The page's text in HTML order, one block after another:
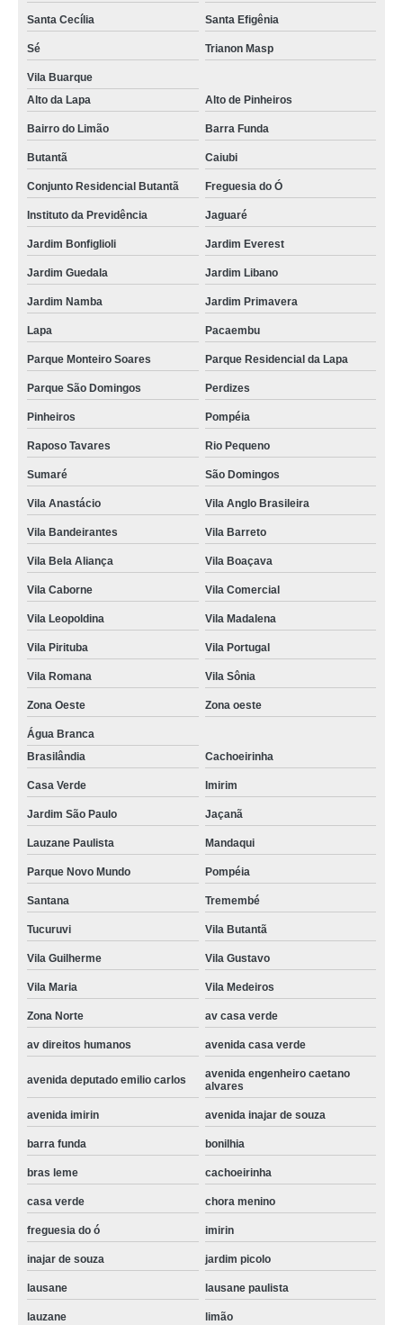
valor de conserto de geladeira expositora vertical Vila Madalena
qual o preço de conserto em geladeira expositora Higienópolis
conserto de geladeira expositora vertical preços Conjunto Residencial
Butantã
conserto e manutenção de geladeira expositora Raposo Tavares
conserto para geladeira expositora de bar Casa Verde
conserto de geladeira expositora de bebidas preços Cachoeirinha
qual o preço de conserto e manutenção de geladeira expositora Centro
assistencia tecnica e conserto geladeira expositora Bela Vista
qual o preço de conserto e manutenção de geladeira expositora
Higienópolis
telefone de assistencia tecnica e conserto geladeira expositora Barra Funda
conserto e assistencia de geladeira expositora Higienópolis
qual o preço de conserto geladeira expositora vila nova cachoeirinha
conserto em geladeira expositora preços Raposo Tavares
conserto de geladeira expositora de bebidas preços chora menino
assistencia tecnica e conserto geladeira expositora Jardim Bonfiglioli
telefone de assistencia tecnica e conserto geladeira expositora freguesia do
valor de conserto para geladeira expositora Vila Guilherme
valor de conserto de geladeira expositora de bebidas Casa Verde
conserto para geladeira expositora preços bonilhia
conserto em geladeira expositora Sumarezinho
assistencia tecnica e conserto geladeira expositora preços República
conserto para geladeira expositora de bar imirin
telefone de conserto para geladeira expositora de bar Zona oeste
conserto de geladeira expositora vertical Cachoeirinha
valor de conserto e manutenção de geladeira expositora sitio manda aqui
conserto para geladeira expositora de bar preços parque peruche
qual o preço de conserto de geladeira expositora de bebidas vila santista
telefone de conserto de geladeira expositora vertical Centro
qual o preço de conserto em geladeira expositora Pinheiros
Santa Cecília Santa Efigênia
Sé Trianon Masp
Vila Buarque
Alto da Lapa
Alto de Pinheiros
Bairro do Limão Barra Funda
Butantã Caiubi
Conjunto Residencial Butantã Freguesia do Ó
Instituto da Previdência Jaguaré
Jardim Bonfiglioli Jardim Everest
Jardim Guedala Jardim Libano
Jardim Namba Jardim Primavera
Lapa Pacaembu
Parque Monteiro Soares Parque Residencial da Lapa
Parque São Domingos Perdizes
Pinheiros Pompéia
Raposo Tavares Rio Pequeno
Sumaré São Domingos
Vila Anastácio Vila Anglo Brasileira
Vila Bandeirantes Vila Barreto
Vila Bela Aliança Vila Boaçava
Vila Caborne Vila Comercial
Vila Leopoldina Vila Madalena
Vila Pirituba Vila Portugal
Vila Romana Vila Sônia
Zona Oeste Zona oeste
Água Branca
Brasilândia
Cachoeirinha
Casa Verde Imirim
Jardim São Paulo Jaçanã
Lauzane Paulista Mandaqui
Parque Novo Mundo Pompéia
Santana Tremembé
Tucuruvi Vila Butantã
Vila Guilherme Vila Gustavo
Vila Maria Vila Medeiros
Zona Norte av casa verde
av direitos humanos avenida casa verde
avenida deputado emilio carlos
avenida engenheiro caetano
alvares
avenida imirin avenida inajar de souza
barra funda bonilhia
bras leme cachoeirinha
casa verde chora menino
freguesia do ó imirin
inajar de souza jardim picolo
lausane lausane paulista
lauzane limão